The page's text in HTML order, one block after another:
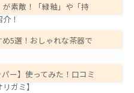
素敵！「緑釉」や「持
！
5選！おしゃれな茶器で
ー】使ってみた！口コミ
ガミ】